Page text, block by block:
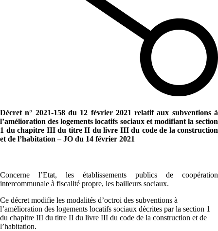
Décret n° 2021-158 du 12 février 2021 relatif aux subventions à
l’amélioration des logements locatifs sociaux et modifiant la section
1 du chapitre III du titre II du livre III du code de la construction
et de l’habitation – JO du 14 février 2021
Concerne l’Etat, les établissements publics de coopération
intercommunale à fiscalité propre, les bailleurs sociaux.
Ce décret modifie les modalités d’octroi des subventions à
l’amélioration des logements locatifs sociaux décrites par la section 1
du chapitre III du titre II du livre III du code de la construction et de
l’habitation.